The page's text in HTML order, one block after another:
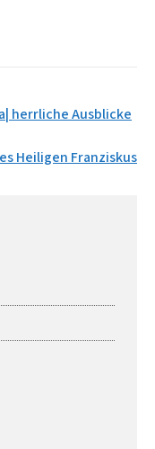
herrliche Ausblicke
Heiligen Franziskus